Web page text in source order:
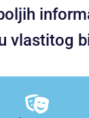
vlastitog